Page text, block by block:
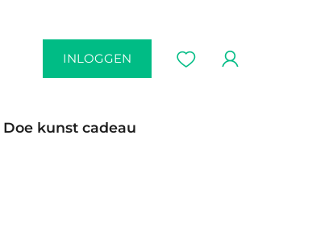
INLOGGEN
Doe kunst cadeau